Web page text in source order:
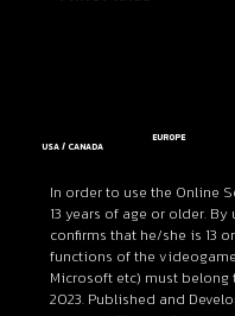
USA / CANADA
EUROPE
In order to use the Online
13 years of age or older.
confirms that he/she is 13
functions of the
Microsoft etc) must belong
2023. Published and